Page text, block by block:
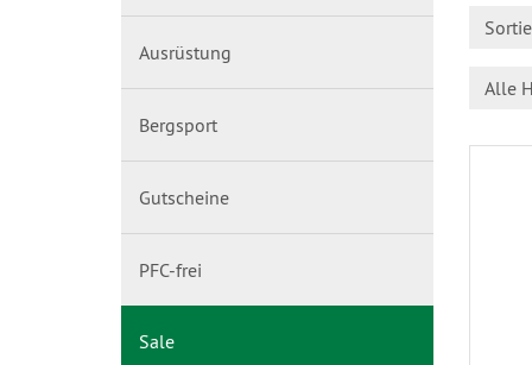
Alle
Ausrüstung
Bergsport
Gutscheine
PFC-frei
Sale